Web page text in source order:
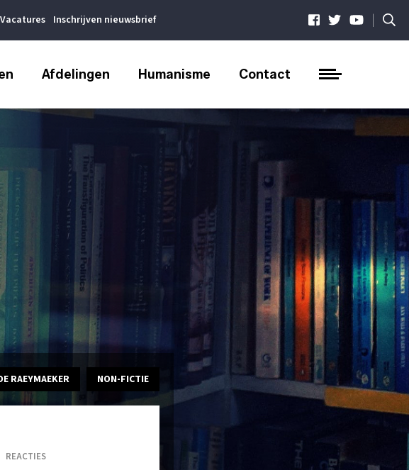
Vacatures Inschrijven nieuwsbrief |
Afdelingen Humanisme Contact
RAEYMAEKER NON-FICTIE
REACTIES